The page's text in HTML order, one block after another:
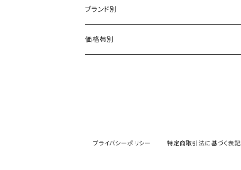
ハット
布帛（布・ニット・レザー等）
キャスケット
ブランド別
CA4LA / カシラ
価格帯別
プライバシーポリシー 特定商取引法に基づく表記